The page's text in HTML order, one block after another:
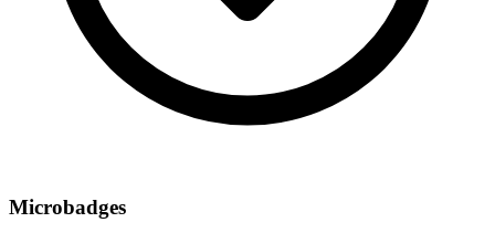
Microbadges